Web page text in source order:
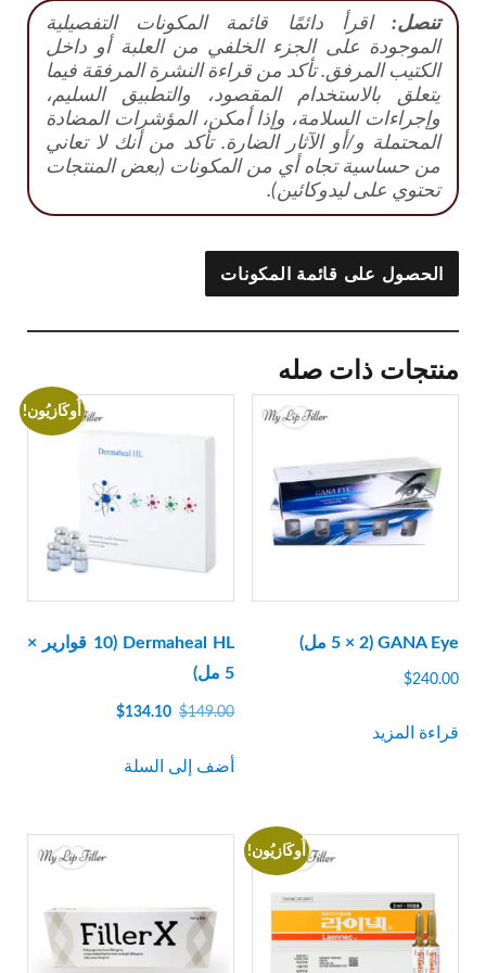
تنصل: اقرأ دائمًا قائمة المكونات التفصيلية
الموجودة على الجزء الخلفي من العلبة أو داخل
الكتيب المرفق. تأكد من قراءة النشرة المرفقة فيما
يتعلق بالاستخدام المقصود، والتطبيق السليم،
وإجراءات السلامة، وإذا أمكن، المؤشرات المضادة
المحتملة و/أو الآثار الضارة. تأكد من أنك لا تعاني
من حساسية تجاه أي من المكونات (بعض المنتجات
تحتوي على ليدوكائين).
الحصول على قائمة المكونات
منتجات ذات صله
GANA Eye (5 × 2 مل)
$240.00
قراءة المزيد
أُوكَازيُون!
Dermaheal HL (10 قوارير ×
5 مل)
$149.00
السعر
كان:
$134.10
أضف إلى السلة
أُوكَازيُون!